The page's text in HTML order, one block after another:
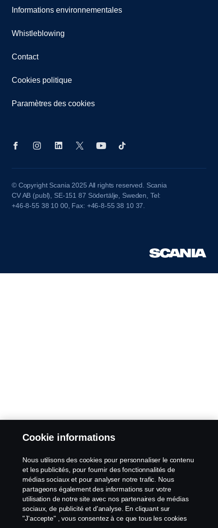
Informations environnementales
Whistleblowing
Contact
Cookies politique
Paramètres des cookies
© Copyright Scania 2025 All rights reserved. Scania
CV AB (publ), SE-151 87 Södertälje, Sweden, Tel:
+46-8-55 38 10 00, Fax: +46-8-55 38 10 37.
Cookie informations
Nous utilisons des cookies pour personnaliser le contenu
et les publicités, pour fournir des fonctionnalités de
médias sociaux et pour analyser notre trafic. Nous
partageons également des informations sur votre
utilisation de notre site avec nos partenaires de médias
sociaux, de publicité et d'analyse. En cliquant sur
"J'accepte" , vous consentez à ce que tous les cookies